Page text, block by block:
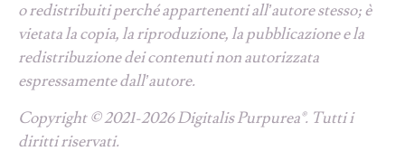
o redistribuiti perché appartenenti all’autore stesso; è
vietata la copia, la riproduzione, la pubblicazione e la
redistribuzione dei contenuti non autorizzata
espressamente dall’autore.
Copyright © 2021-2026 Digitalis Purpurea®. Tutti i
diritti riservati.